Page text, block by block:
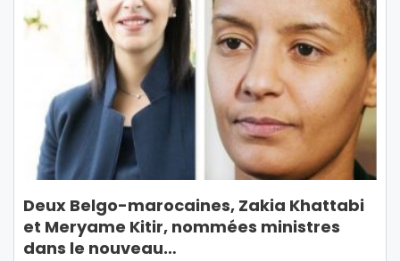
Deux Belgo-marocaines, Zakia Khattabi
et Meryame Kitir, nommées ministres
dans le nouveau…